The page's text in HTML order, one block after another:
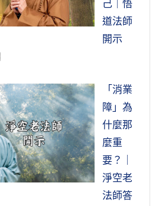
己｜悟
道法師
開示
「消業
障」為
什麼那
麼重
要？｜
淨空老
法師答